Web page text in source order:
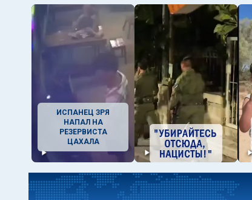
ИСПАНЕЦ ЗРЯ
НАПАЛ НА
РЕЗЕРВИСТА
ЦАХАЛА